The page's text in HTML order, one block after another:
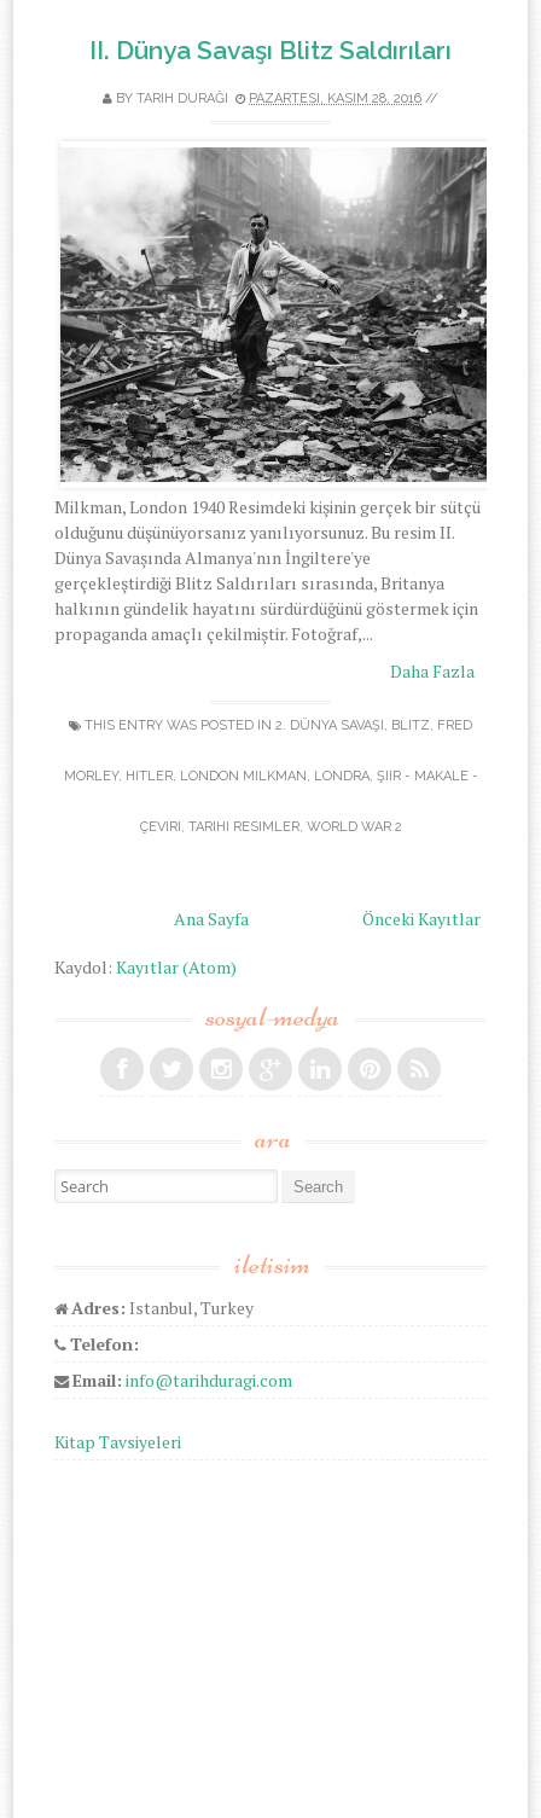
II. Dünya Savaşı Blitz Saldırıları
BY TARIH DURAĞI PAZARTESI, KASIM 28, 2016 //
Milkman, London 1940 Resimdeki kişinin gerçek bir sütçü
olduğunu düşünüyorsanız yanılıyorsunuz. Bu resim II.
Dünya Savaşında Almanya'nın İngiltere'ye
gerçekleştirdiği Blitz Saldırıları sırasında, Britanya
halkının gündelik hayatını sürdürdüğünü göstermek için
propaganda amaçlı çekilmiştir. Fotoğraf,...
Daha Fazla
THIS ENTRY WAS POSTED IN 2. DÜNYA SAVAŞI , BLITZ, FRED
MORLEY, HITLER, LONDON MILKMAN , LONDRA, ŞIIR - MAKALE -
ÇEVIRI , TARIHI RESIMLER, WORLD WAR 2
Önceki Kayıtlar
Ana Sayfa
Kaydol:Kayıtlar (Atom)
sosyal-medya
ara
Search for:
iletisim
Adres: Istanbul, Turkey
Telefon:
Email: info@tarihduragi.com
Kitap Tavsiyeleri